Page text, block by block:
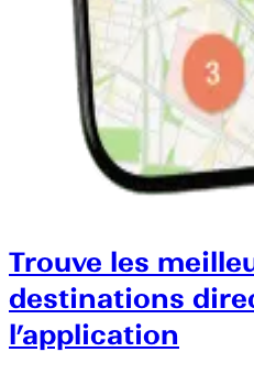
Trouve les
destinations
l’application